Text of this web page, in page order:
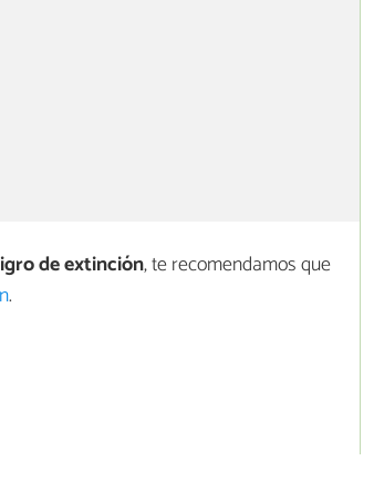
de extinción, te recomendamos que
.